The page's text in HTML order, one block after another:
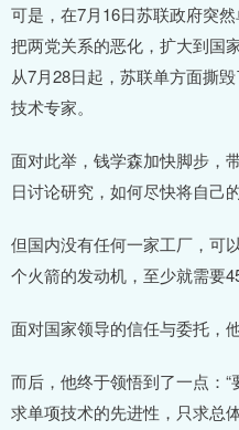
可是，在7月16日苏联政府突
把两党关系的恶化，扩大到国
从7月28日起，苏联单方面撕
技术专家。
面对此举，钱学森加快脚步，
日讨论研究，如何尽快将自己
但国内没有任何一家工厂，可
个火箭的发动机，至少就需要
面对国家领导的信任与委托，
而后，他终于领悟到了一点：
求单项技术的先进性，只求总